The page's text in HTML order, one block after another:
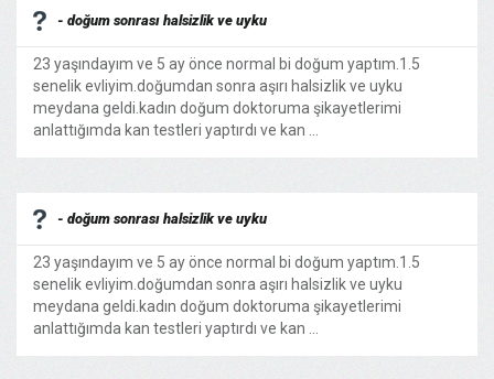
- doğum sonrası halsizlik ve uyku
23 yaşındayım ve 5 ay önce normal bi doğum yaptım.1.5
senelik evliyim.doğumdan sonra aşırı halsizlik ve uyku
meydana geldi.kadın doğum doktoruma şikayetlerimi
anlattığımda kan testleri yaptırdı ve kan ...
- doğum sonrası halsizlik ve uyku
23 yaşındayım ve 5 ay önce normal bi doğum yaptım.1.5
senelik evliyim.doğumdan sonra aşırı halsizlik ve uyku
meydana geldi.kadın doğum doktoruma şikayetlerimi
anlattığımda kan testleri yaptırdı ve kan ...